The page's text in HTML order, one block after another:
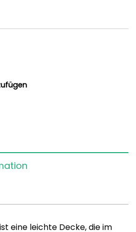
eine leichte Decke, die im